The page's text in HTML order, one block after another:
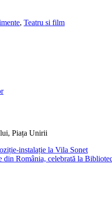
, Teatru si film
Piața Unirii
instalație la Vila Sonet
România, celebrată la